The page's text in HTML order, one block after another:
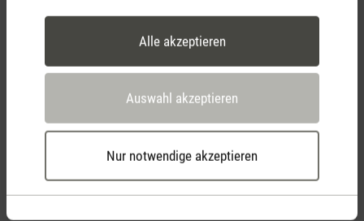
Alle akzeptieren
Auswahl akzeptieren
Nur notwendige akzeptieren
Feuchtigkeitsquellen reduzieren, beispielsweise
weniger lang und weniger heiss duschen, sowie
laufen lassen = weniger Wasserdampf, Dampfabzug
in der Küche regelmässig reinigen für bessere
Leistungsfähigkeit, Aquarium abdecken, Anzahl